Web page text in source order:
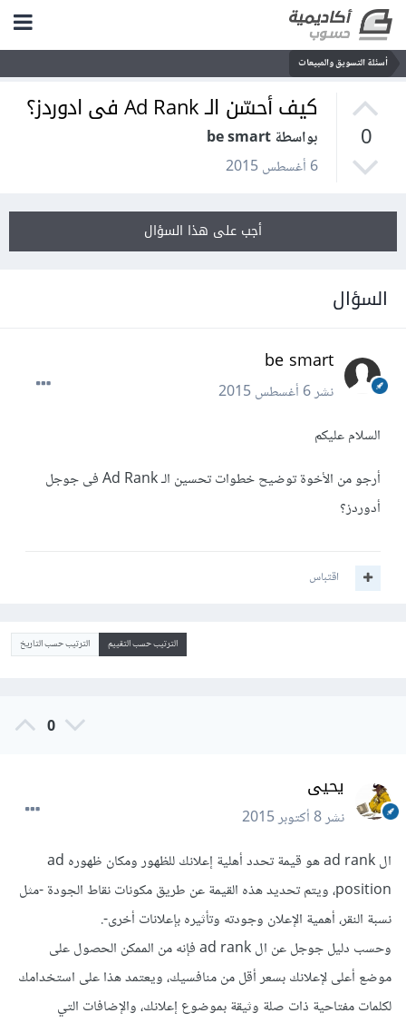
أسئلة التسويق والمبيعات
0
كيف أحسّن الـ Ad Rank فى ادوردز؟
بواسطة be smart
6 أغسطس 2015
أجب على هذا السؤال
السؤال
be smart
نشر6 أغسطس 2015
السلام عليكم
أرجو من الأخوة توضيح خطوات تحسين الـ Ad Rank فى جوجل
أدوردز؟
اقتباس
الترتيب حسب التقييم الترتيب حسب التاريخ
0
يحيى
نشر8 أكتوبر 2015
ال ad rank هو قيمة تحدد أهلية إعلانك للظهور ومكان ظهوره ad
position، ويتم تحديد هذه القيمة عن طريق مكونات نقاط الجودة -مثل
نسبة النقر، أهمية الإعلان وجودته وتأثيره بإعلانات أخرى-.
وحسب دليل جوجل عن ال ad rank فإنه من الممكن الحصول على
موضع أعلى لإعلانك بسعر أقل من منافسيك، ويعتمد هذا على استخدامك
لكلمات مفتاحية ذات صلة وثيقة بموضوع إعلانك، والإضافات التي